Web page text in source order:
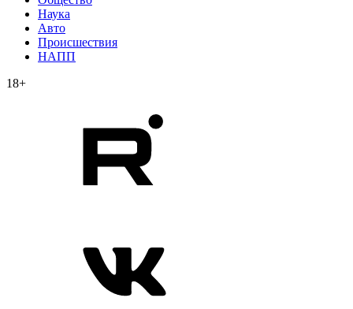
Наука
Авто
Происшествия
НАПП
18+